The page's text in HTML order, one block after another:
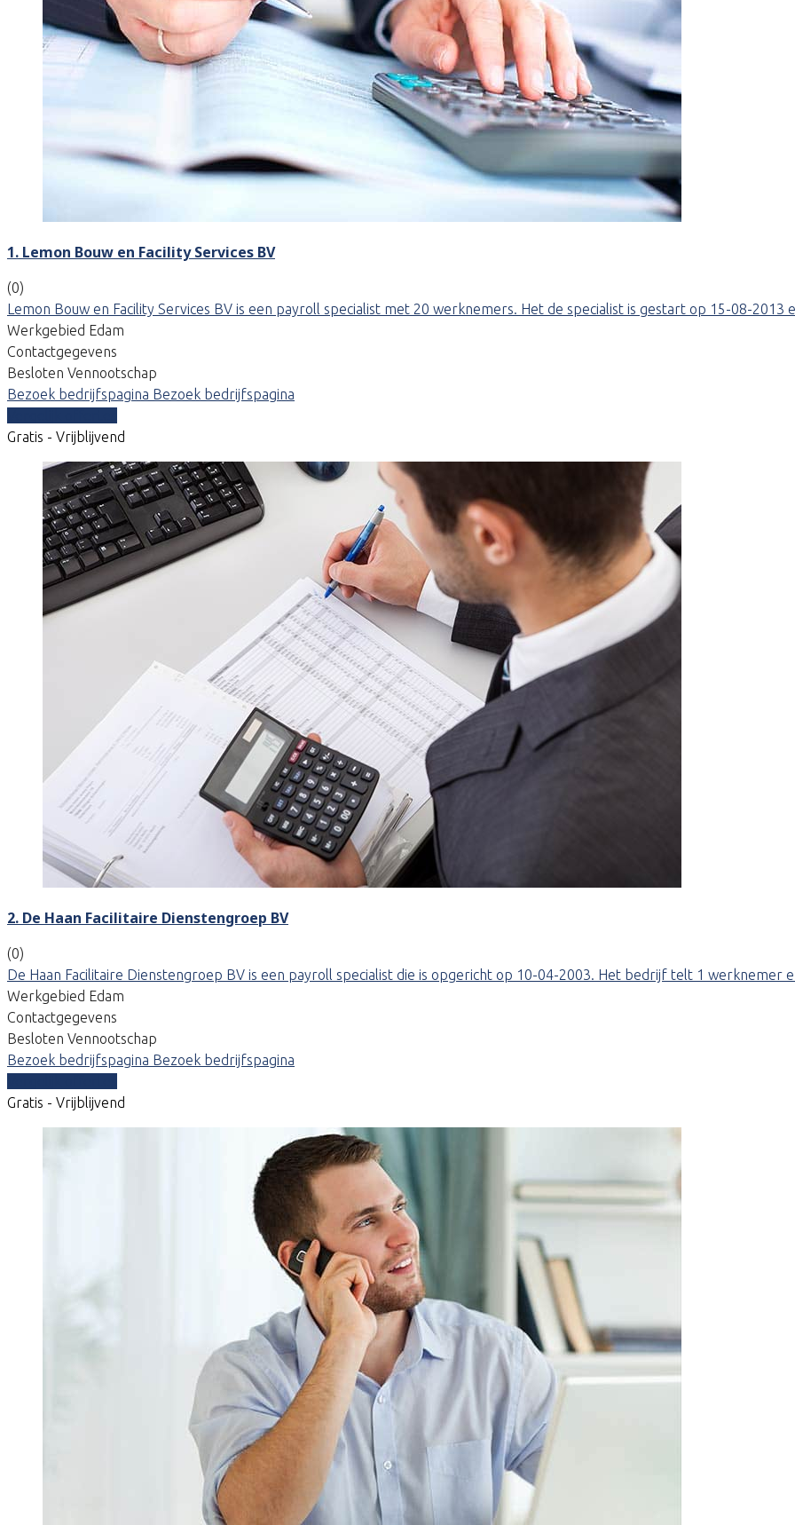
1. Lemon Bouw en Facility Services BV
(0)
Lemon Bouw en Facility Services BV is een payroll specialist met 20 werknemers. Het de specialist is gestart op 15-08-2013
Werkgebied Edam
Contactgegevens
Besloten Vennootschap
Bezoek bedrijfspagina Bezoek bedrijfspagina
Gratis - Vrijblijvend
2. De Haan Facilitaire Dienstengroep BV
(0)
De Haan Facilitaire Dienstengroep BV is een payroll specialist die is opgericht op 10-04-2003. Het bedrijf telt 1 werknemer
Werkgebied Edam
Contactgegevens
Besloten Vennootschap
Bezoek bedrijfspagina Bezoek bedrijfspagina
Gratis - Vrijblijvend